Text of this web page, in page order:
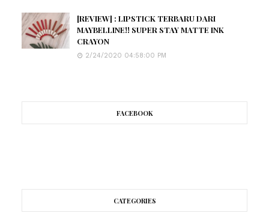
[REVIEW] : LIPSTICK TERBARU DARI
MAYBELLINE!! SUPER STAY MATTE INK
CRAYON
2/24/2020 04:58:00 PM
FACEBOOK
CATEGORIES